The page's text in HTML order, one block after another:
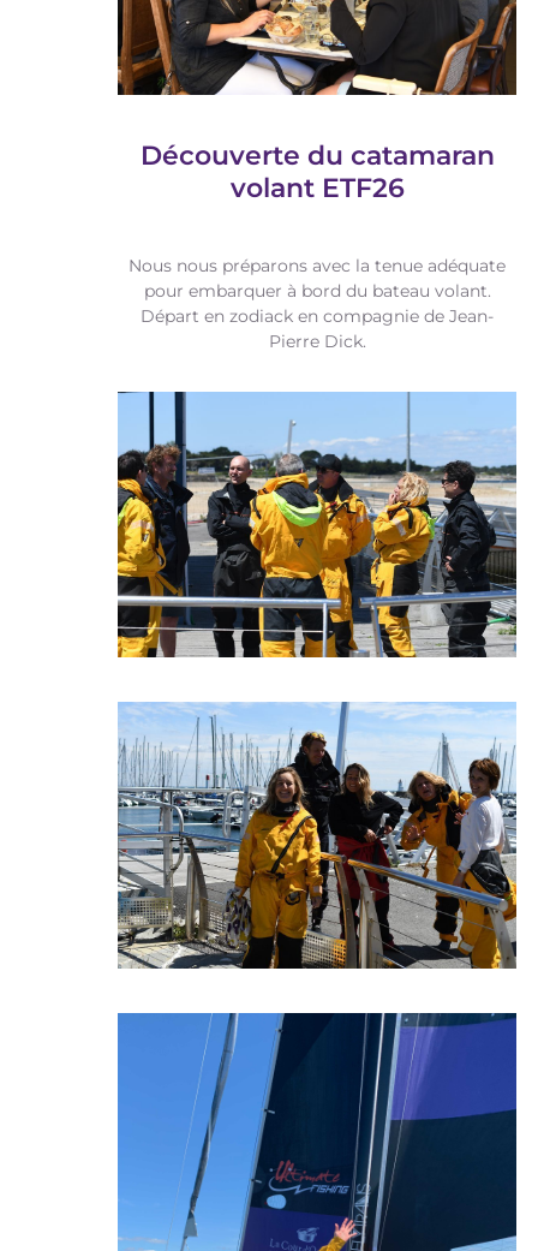
Découverte du catamaran
volant ETF26
Nous nous préparons avec la tenue adéquate
pour embarquer à bord du bateau volant.
Départ en zodiack en compagnie de Jean-
Pierre Dick.